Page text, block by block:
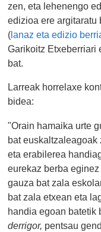
zen, eta lehenengo
edizioa ere argitaratu
(lanaz eta edizio
Garikoitz Etxeberriari
bat.
Larreak horrelaxe
bidea:
"Orain hamaika urte
bat euskaltzaleagoak
eta erabilerea
eurekaz berba
gauza bat zala
bat zala etxean eta
handia egoan batetik
derrigor, pentsau